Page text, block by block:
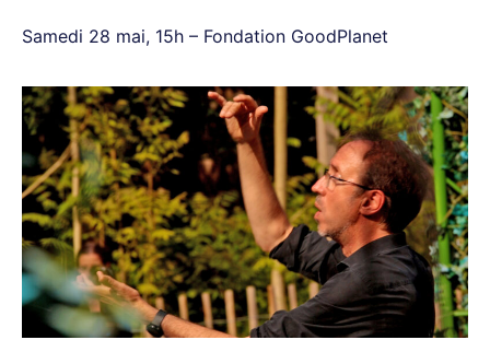
Samedi 28 mai, 15h – Fondation GoodPlanet